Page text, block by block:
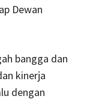
Dewan
bangga dan
kinerja
dengan